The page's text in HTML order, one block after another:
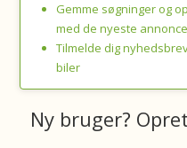
Gemme søgninger og
med de nyeste
Tilmelde dig
biler
Ny bruger?